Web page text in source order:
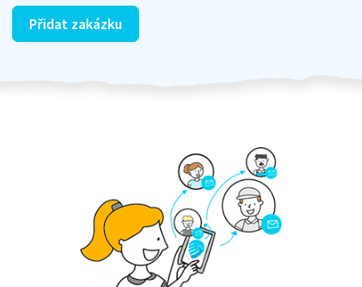
Přidat zakázku